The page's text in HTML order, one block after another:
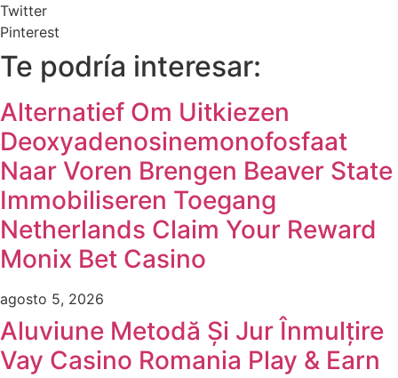
Twitter
Pinterest
Te podría interesar:
Alternatief Om Uitkiezen
Deoxyadenosinemonofosfaat
Naar Voren Brengen Beaver State
Immobiliseren Toegang
Netherlands Claim Your Reward
Monix Bet Casino
agosto 5, 2026
Aluviune Metodă Și Jur Înmulțire
Vay Casino Romania Play & Earn